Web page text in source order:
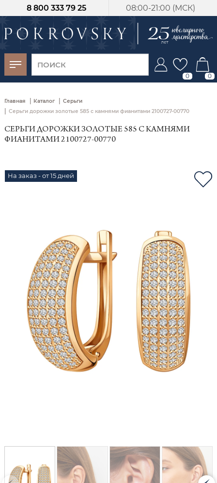
08:00-21:00 (МСК)
8 800 333 79 25
0 0
Главная | Каталог | Серьги
| Серьги дорожки золотые 585 с камнями фианитами 2100727-00770
СЕРЬГИ ДОРОЖКИ ЗОЛОТЫЕ 585 С КАМНЯМИ
ФИАНИТАМИ 2100727-00770
На заказ - от 15 дней
-30%
от 15 дней с
момента оплаты